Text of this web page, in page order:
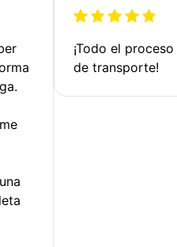
¡Todo el
de transporte!